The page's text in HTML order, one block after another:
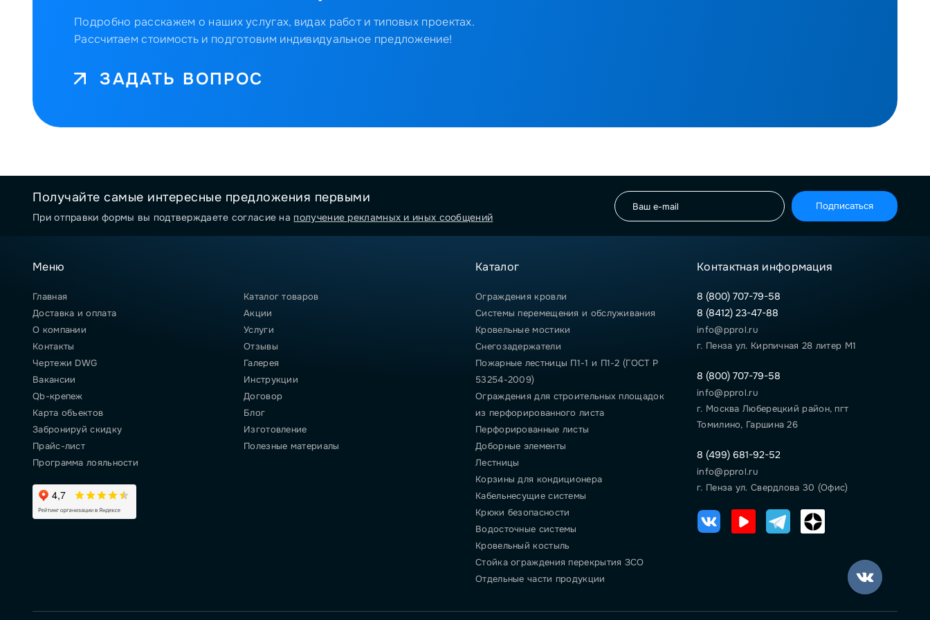
Подробно расскажем о наших услугах, видах работ и типовых проектах.
Рассчитаем стоимость и подготовим индивидуальное предложение!
ЗАДАТЬ ВОПРОС
Получайте самые интересные предложения первыми
При отправки формы вы подтверждаете согласие на получение рекламных и иных сообщений
Подписаться
Меню
Главная
Каталог товаров
Доставка и оплата
Акции
О компании
Услуги
Контакты
Отзывы
Чертежи DWG
Галерея
Вакансии
Инструкции
Qb-крепеж
Договор
Карта объектов
Блог
Забронируй скидку
Изготовление
Прайс-лист
Полезные материалы
Программа лояльности
Каталог
Ограждения кровли
Системы перемещения и обслуживания
Кровельные мостики
Снегозадержатели
Пожарные лестницы П1-1 и П1-2 (ГОСТ Р
53254-2009)
Ограждения для строительных площадок
из перфорированного листа
Перфорированные листы
Доборные элементы
Лестницы
Корзины для кондиционера
Кабельнесущие системы
Крюки безопасности
Водосточные системы
Кровельный костыль
Стойка ограждения перекрытия ЗСО
Отдельные части продукции
Контактная информация
8 (800) 707-79-58
8 (8412) 23-47-88
info@pprol.ru
г. Пенза ул. Кирпичная 28 литер М1
8 (800) 707-79-58
info@pprol.ru
г. Москва Люберецкий район, пгт
Томилино, Гаршина 26
8 (499) 681-92-52
info@pprol.ru
г. Пенза ул. Свердлова 30 (Офис)